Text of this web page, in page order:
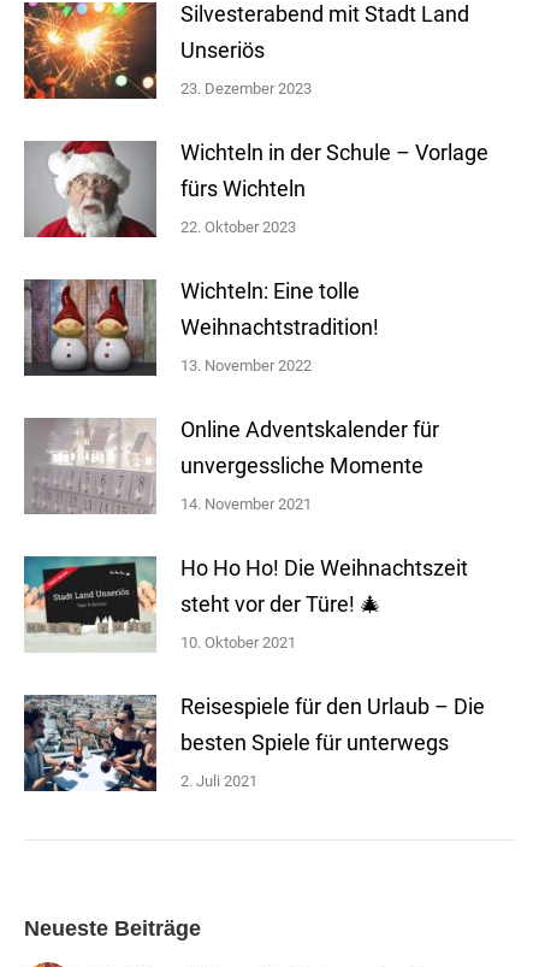
Silvesterabend mit Stadt Land
Unseriös
23. Dezember 2023
Wichteln in der Schule – Vorlage
fürs Wichteln
22. Oktober 2023
Wichteln: Eine tolle
Weihnachtstradition!
13. November 2022
Online Adventskalender für
unvergessliche Momente
14. November 2021
Ho Ho Ho! Die Weihnachtszeit
steht vor der Türe! 🎄
10. Oktober 2021
Reisespiele für den Urlaub – Die
besten Spiele für unterwegs
2. Juli 2021
Neueste Beiträge